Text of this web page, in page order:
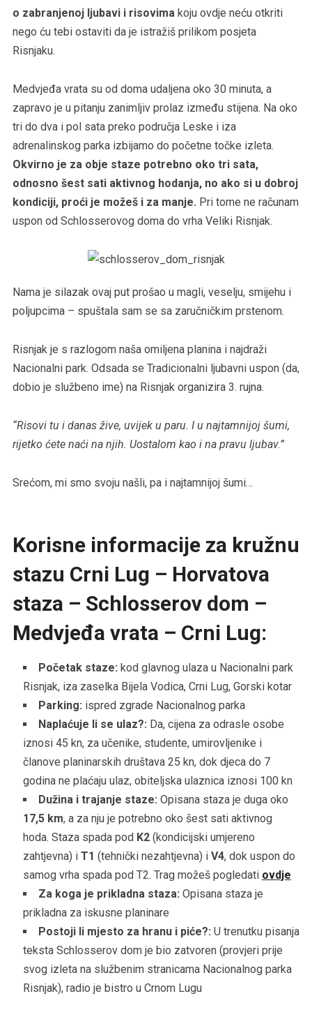
o zabranjenoj ljubavi i risovimakoju ovdje neću otkriti
nego ću tebi ostaviti da je istražiš prilikom posjeta
Risnjaku.
Medvjeđa vrata su od doma udaljena oko 30 minuta, a
zapravo je u pitanju zanimljiv prolaz između stijena. Na oko
tri do dva i pol sata preko područja Leske i iza
adrenalinskog parka izbijamo do početne točke izleta.
Okvirno je za obje staze potrebno oko tri sata,
odnosno šest sati aktivnog hodanja, no ako si u dobroj
kondiciji, proći je možeš i za manje. Pri tome ne računam
uspon od Schlosserovog doma do vrha Veliki Risnjak.
Nama je silazak ovaj put prošao u magli, veselju, smijehu i
poljupcima – spuštala sam se sa zaručničkim prstenom.
Risnjak je s razlogom naša omiljena planina i najdraži
Nacionalni park. Odsada se Tradicionalni ljubavni uspon (da,
dobio je službeno ime) na Risnjak organizira 3. rujna.
“Risovi tu i danas žive, uvijek u paru. I u najtamnijoj šumi,
rijetko ćete naći na njih. Uostalom kao i na pravu ljubav.”
Srećom, mi smo svoju našli, pa i najtamnijoj šumi…
Korisne informacije za kružnu
stazu Crni Lug – Horvatova
staza – Schlosserov dom –
Medvjeđa vrata – Crni Lug:
Početak staze: kod glavnog ulaza u Nacionalni park
Risnjak, iza zaselka Bijela Vodica, Crni Lug, Gorski kotar
Parking: ispred zgrade Nacionalnog parka
Naplaćuje li se ulaz?: Da, cijena za odrasle osobe
iznosi 45 kn, za učenike, studente, umirovljenike i
članove planinarskih društava 25 kn, dok djeca do 7
godina ne plaćaju ulaz, obiteljska ulaznica iznosi 100 kn
Dužina i trajanje staze: Opisana staza je duga oko
17,5 km, a za nju je potrebno oko šest sati aktivnog
hoda. Staza spada pod K2 (kondicijski umjereno
zahtjevna) i T1 (tehnički nezahtjevna) i V4, dok uspon do
samog vrha spada pod T2. Trag možeš pogledati ovdje
Za koga je prikladna staza: Opisana staza je
prikladna za iskusne planinare
Postoji li mjesto za hranu i piće?: U trenutku pisanja
teksta Schlosserov dom je bio zatvoren (provjeri prije
svog izleta na službenim stranicama Nacionalnog parka
Risnjak), radio je bistro u Crnom Lugu